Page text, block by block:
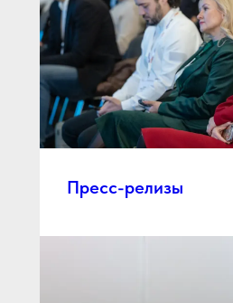
Пресс-релизы